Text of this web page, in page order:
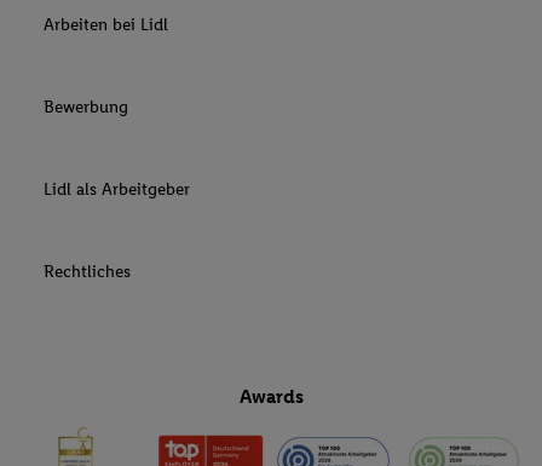
Arbeiten bei Lidl
Bewerbung
Lidl als Arbeitgeber
Rechtliches
Awards